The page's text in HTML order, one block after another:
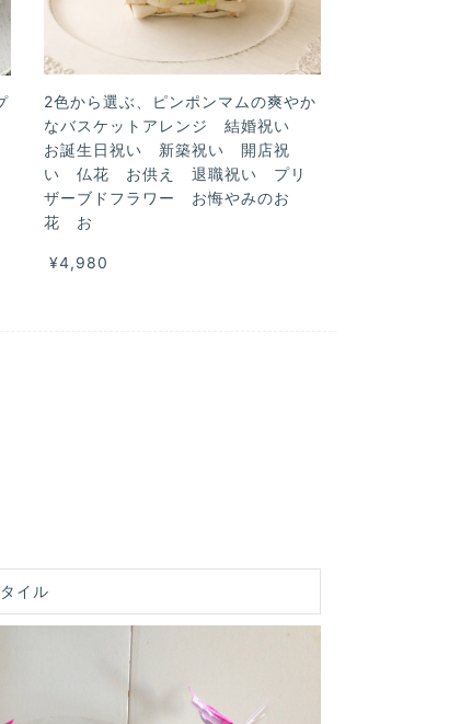
2色から選ぶ、ピンポンマムの爽やか
なバスケットアレンジ 結婚祝い
お誕生日祝い 新築祝い 開店祝
い 仏花 お供え 退職祝い プリ
ザーブドフラワー お悔やみのお
花 お
¥4,980
イル